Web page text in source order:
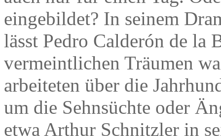
eingebildet? In seinem
lässt Pedro Calderón de la
vermeintlichen Träumen
arbeiteten über die
um die Sehnsüchte oder
etwa Arthur Schnitzler in